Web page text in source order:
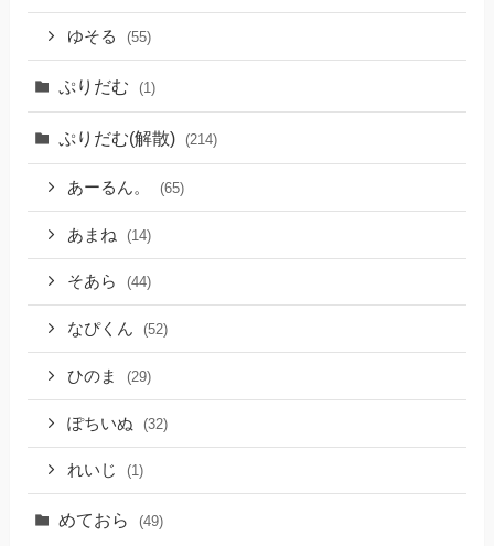
ゆそる (55)
ぷりだむ (1)
ぷりだむ(解散) (214)
あーるん。 (65)
あまね (14)
そあら (44)
なぴくん (52)
ひのま (29)
ぽちいぬ (32)
れいじ (1)
めておら (49)